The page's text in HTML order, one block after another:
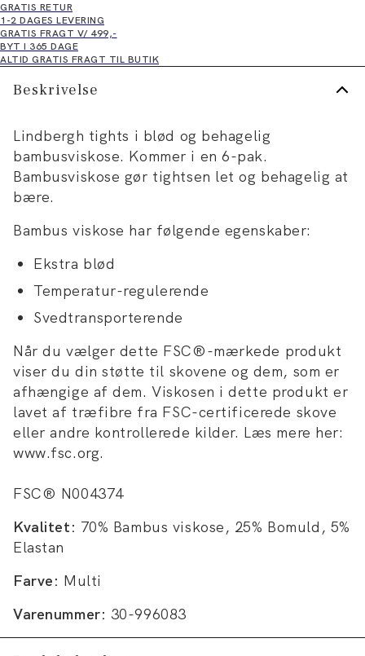
GRATIS RETUR
1-2 DAGES LEVERING
GRATIS FRAGT V/ 499,-
BYT I 365 DAGE
ALTID GRATIS FRAGT TIL BUTIK
Beskrivelse
Lindbergh tights i blød og behagelig
bambusviskose. Kommer i en 6-pak.
Bambusviskose gør tightsen let og behagelig at
bære.
Bambus viskose har følgende egenskaber:
Ekstra blød
Temperatur-regulerende
Svedtransporterende
Når du vælger dette FSC®-mærkede produkt
viser du din støtte til skovene og dem, som er
afhængige af dem. Viskosen i dette produkt er
lavet af træfibre fra FSC-certificerede skove
eller andre kontrollerede kilder. Læs mere her:
www.fsc.org.
FSC® N004374
Kvalitet: 70% Bambus viskose, 25% Bomuld, 5%
Elastan
Farve: Multi
Varenummer: 30-996083